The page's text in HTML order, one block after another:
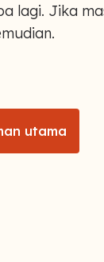
lagi. Jika
utama